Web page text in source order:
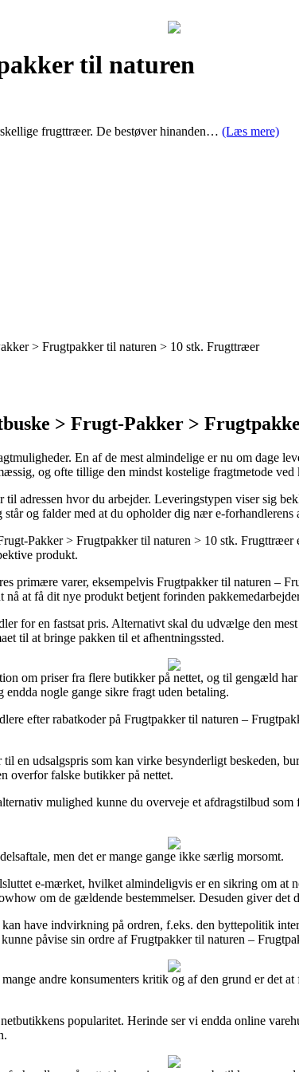
til naturen
frugttræer. De bestøver hinanden… (Læs mere)
> Frugtpakker til naturen > 10 stk. Frugttræer
> Frugt-Pakker >
En af de mest almindelige er nu om dage
og ofte tillige den mindst kostelige fragtmetode
adressen hvor du arbejder. Leveringstypen viser sig
og falder med at du opholder dig nær e-forhandlerens
Pakker > Frugtpakker til naturen > 10 stk.
produkt.
primære varer, eksempelvis Frugtpakker til naturen –
at få dit nye produkt betjent forinden
for en fastsat pris. Alternativt skal du udvælge den
til at bringe pakken til et afhentningssted.
om priser fra flere butikker på nettet, og til gengæld
nogle gange sikre fragt uden betaling.
efter rabatkoder på Frugtpakker til naturen –
en udsalgspris som kan virke besynderligt beskeden,
overfor falske butikker på nettet.
mulighed kunne du overveje et afdragstilbud
men det er mange gange ikke særlig morsomt.
e-mærket, hvilket almindeligvis er en sikring om at
om de gældende bestemmelser. Desuden giver
have indvirkning på ordren, f.eks. den byttepolitik
påvise sin ordre af Frugtpakker til naturen –
andre konsumenters kritik og af den grund er det
popularitet. Herinde ser vi endda online